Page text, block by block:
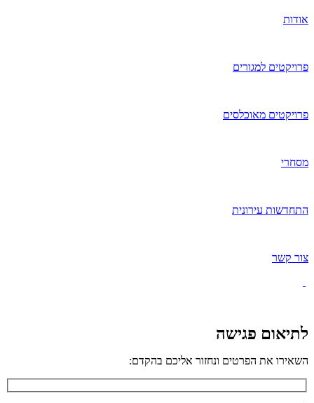
אודות
פרויקטים למגורים
פרויקטים מאוכלסים
מסחרי
התחדשות עירונית
צור קשר
לתיאום פגישה
השאירו את הפרטים ונחזור אליכם בהקדם: